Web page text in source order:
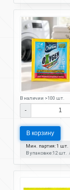
В наличии >100 шт.
-
В корзину
Мин. партия: 1 шт.
В упаковке:12 шт.